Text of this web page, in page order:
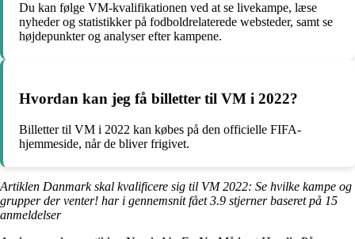
Du kan følge VM-kvalifikationen ved at se livekampe, læse
nyheder og statistikker på fodboldrelaterede websteder, samt se
højdepunkter og analyser efter kampene.
Hvordan kan jeg få billetter til VM i 2022?
Billetter til VM i 2022 kan købes på den officielle FIFA-
hjemmeside, når de bliver frigivet.
Artiklen Danmark skal kvalificere sig til VM 2022: Se hvilke kampe og
grupper der venter! har i gennemsnit fået3.9 stjerner baseret på 15
anmeldelser